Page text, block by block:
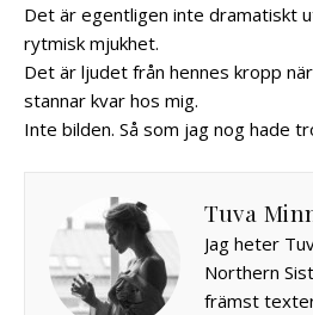
Det är egentligen inte dramatiskt
rytmisk mjukhet.
Det är ljudet från hennes kropp
stannar kvar hos mig.
Inte bilden. Så som jag nog hade
Tuva
Jag heter
Northern
främst